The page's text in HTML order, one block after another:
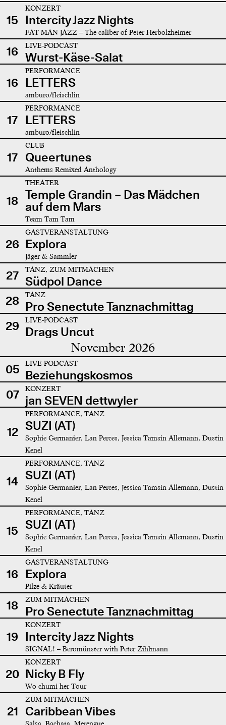
15
KONZERT
Intercity Jazz Nights
FAT MAN JAZZ – The caliber of Peter Herbolzheimer
16 LIVE-PODCAST
Wurst-Käse-Salat
16
PERFORMANCE
LETTERS
amburo/fleischlin
17
PERFORMANCE
LETTERS
amburo/fleischlin
17
CLUB
Queertunes
Anthems Remixed Anthology
18
THEATER
Temple Grandin – Das Mädchen
auf dem Mars
Team Tam Tam
26
GASTVERANSTALTUNG
Explora
Jäger & Sammler
27 TANZ, ZUM MITMACHEN
Südpol Dance
28
TANZ
Pro Senectute Tanznachmittag
29
LIVE-PODCAST
Drags Uncut
November 2026
05 LIVE-PODCAST
Beziehungskosmos
07
KONZERT
jan SEVEN dettwyler
12
PERFORMANCE, TANZ
SUZI (AT)
Sophie Germanier, Lan Perces, Jessica Tamsin Allemann, Dustin
Kenel
14
PERFORMANCE, TANZ
SUZI (AT)
Sophie Germanier, Lan Perces, Jessica Tamsin Allemann, Dustin
Kenel
15
PERFORMANCE, TANZ
SUZI (AT)
Sophie Germanier, Lan Perces, Jessica Tamsin Allemann, Dustin
Kenel
16
GASTVERANSTALTUNG
Explora
Pilze & Kräuter
18 ZUM MITMACHEN
Pro Senectute Tanznachmittag
19
KONZERT
Intercity Jazz Nights
SIGNAL! – Beromünster with Peter Zihlmann
20
KONZERT
Nicky B Fly
Wo chumi her Tour
21
ZUM MITMACHEN
Caribbean Vibes